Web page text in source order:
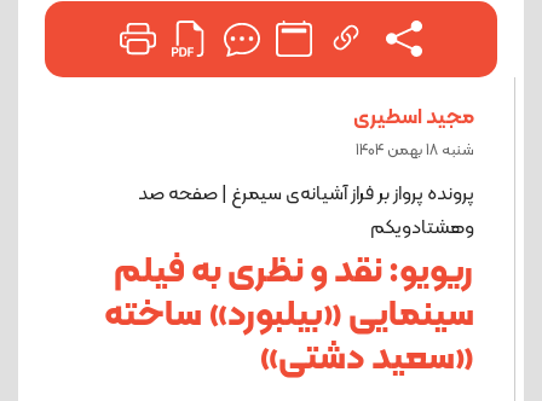
مجید اسطیری
شنبه 18 بهمن 1404
پرونده پرواز بر فراز آشیانه‌ی سیمرغ | صفحه صد
وهشتادویکم
ریویو: نقد و نظری به فیلم
سینمایی «بیلبورد» ساخته
«سعید دشتی»